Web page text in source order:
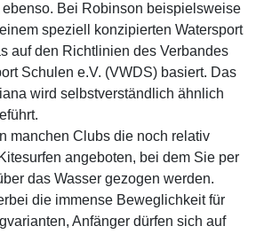
Bei Robinson beispielsweise
speziell konzipierten Watersport
auf den Richtlinien des Verbandes
Schulen e.V. (VWDS) basiert. Das
wird selbstverständlich ähnlich
manchen Clubs die noch relativ
angeboten, bei dem Sie per
das Wasser gezogen werden.
die immense Beweglichkeit für
Anfänger dürfen sich auf